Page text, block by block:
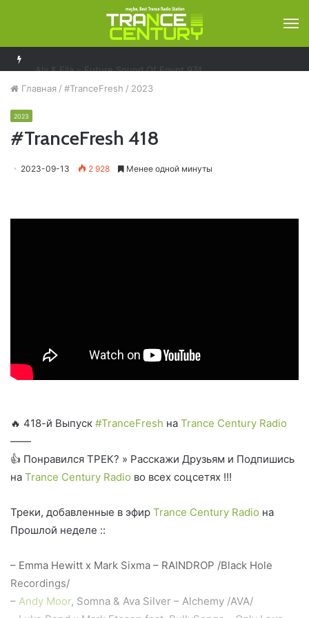
Главная / #TranceFresh / 2023
2023
#TranceFresh 418
2023-09-13 2 928 Менее одной минуты
🔥 418-й Выпуск #TranceFresh на Trance Century Radio
——
👍 Понравился ТРЕК? » Расскажи Друзьям и Подпишись
на Trance Century Radio во всех соцсетях !!!
Треки, добавленные в эфир Trance Century Radio на
Прошлой неделе ::
– Emma Hewitt x Mark Sixma – RAINDROP /Black Hole
Recordings/
– Andy Moor, Somna & Ava Silver – Alchemy /AVA/